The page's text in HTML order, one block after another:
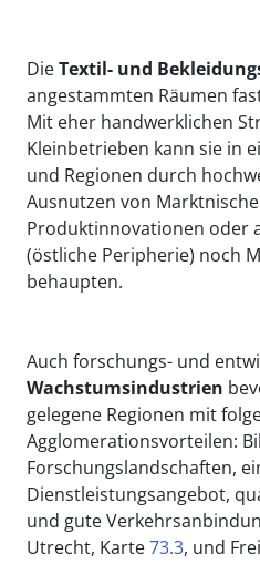
DieTextil- und
angestammten Räumen
Mit eher handwerklichen
Kleinbetrieben kann sie in
und Regionen durch
Ausnutzen von
Produktinnovationen oder
(östliche Peripherie) noch
behaupten.
Auch forschungs- und
Wachstumsindustrien
gelegene Regionen mit
Agglomerationsvorteilen:
Forschungslandschaften,
Dienstleistungsangebot,
und gute
Utrecht, Karte73.3, und